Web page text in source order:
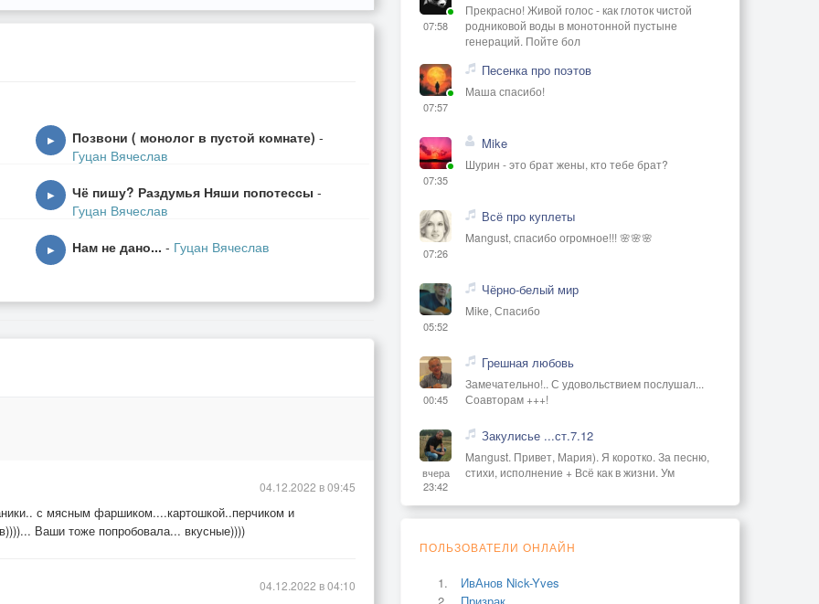
▶ Позвони ( монолог в пустой комнате) -
Гуцан Вячеслав
▶ Чё пишу? Раздумья Няши попотессы -
Гуцан Вячеслав
▶ Нам не дано... - Гуцан Вячеслав
с мясным фаршиком....картошкой..перчиком и
Ваши тоже попробовала... вкусные))))
04.12.2022 в 09:45
04.12.2022 в 04:10
07:58
Прекрасно! Живой голос - как глоток чистой
родниковой воды в монотонной пустыне
генераций. Пойте бол
07:57
Песенка про поэтов
Маша спасибо!
07:35
Mike
Шурин - это брат жены, кто тебе брат?
07:26
Всё про куплеты
Mangust, спасибо огромное!!! 🌸🌸🌸
05:52
Чёрно-белый мир
Mike, Спасибо
00:45
Грешная любовь
Замечательно!.. С удовольствием послушал...
Соавторам +++!
вчера
23:42
Закулисье ...ст.7.12
Mangust. Привет, Мария). Я коротко. За песню,
стихи, исполнение + Всё как в жизни. Ум
ПОЛЬЗОВАТЕЛИ ОНЛАЙН
ИвАнов Nick-Yves